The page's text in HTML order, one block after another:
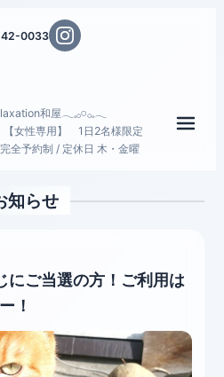
0033
和屋𓂃𓈒𓂂𓏸𓂂𓈒𓂃
女性専用】 1日2名様限定
全予約制 / 定休日 木・金曜
知らせ
にご当選の方！ご利用は
！